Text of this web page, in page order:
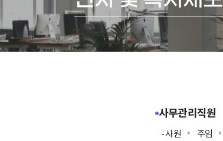
사무관리직원
- 사원 주임